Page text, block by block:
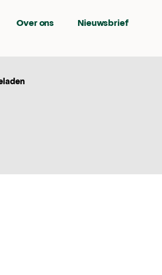
Over ons Nieuwsbrief